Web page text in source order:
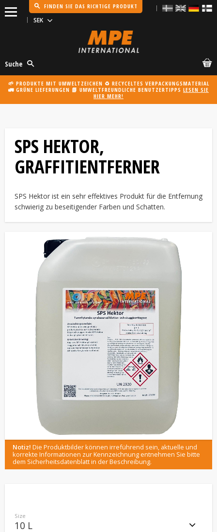
FINDEN SIE DAS RICHTIGE PRODUKT
Suche
🌱 PRODUKTE MIT UMWELTZEICHEN ♻️ RECYCELTES VERPACKUNGSMATERIAL
🚛 GRÜNE LIEFERUNGEN 📗 UMWELTFREUNDLICHE BENUTZERTIPPS LESEN SIE
HIER MEHR!
SPS HEKTOR,
GRAFFITIENTFERNER
SPS Hektor ist ein sehr effektives Produkt für die Entfernung
schwierig zu beseitigender Farben und Schatten.
Notiz! Die Produktbilder können irreführend sein, aktuelle und
korrekte Informationen zur Kennzeichnung entnehmen Sie bitte
dem Sicherheitsdatenblatt in der Beschreibung.
Size